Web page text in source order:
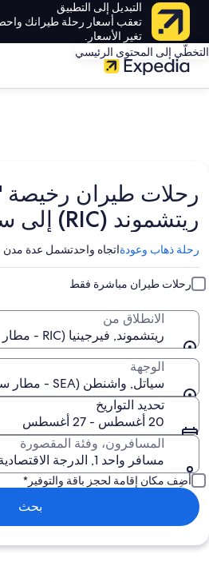
التبديل إلى التطبيق
تعقب أسعار رحلة طيرانك
تغير الأسعار.
التخطّي إلى المحتوى الرئيسي
رحلات طيران
ريتشموند (RIC) إلى سياتل (SEA)
رحلة ذهاب وعودةاتجاه واحدتشمل عدة مدن
رحلات طيران مباشرة فقط
الانطلاق من
ريتشموند, فيرجينيا (RIC - مطار ريتشموند الدولي)
الوجهة
سياتل, واشنطن (SEA - مطار سياتل - تاكوما الدولي)
تحديد التواريخ
20 أغسطس - 27 أغسطس
المسافرون، وفئة المقصورة
مسافر واحد 1, الدرجة الاقتصادية
أضِف مكان إقامة لحجز باقة والتوفير*
بحث